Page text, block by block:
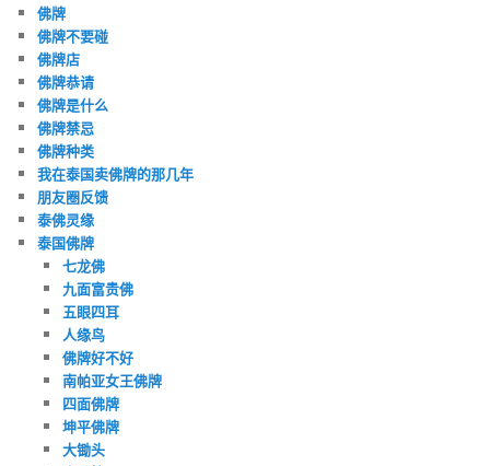
佛牌
佛牌不要碰
佛牌店
佛牌恭请
佛牌是什么
佛牌禁忌
佛牌种类
我在泰国卖佛牌的那几年
朋友圈反馈
泰佛灵缘
泰国佛牌
七龙佛
九面富贵佛
五眼四耳
人缘鸟
佛牌好不好
南帕亚女王佛牌
四面佛牌
坤平佛牌
大锄头